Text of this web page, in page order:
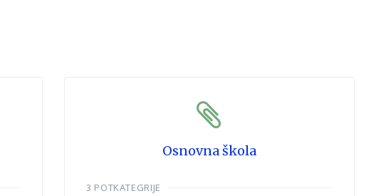
Osnovna škola
3 POTKATEGRIJE